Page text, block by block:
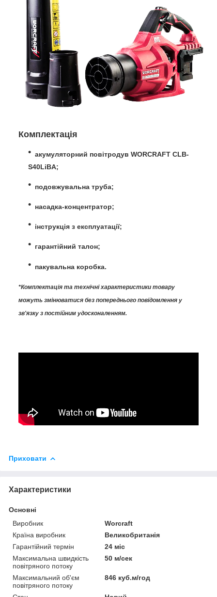
Комплектація
акумуляторний повітродув WORCRAFT CLB-
S40LiBA;
подовжувальна труба;
насадка-концентратор;
інструкція з експлуатації;
гарантійний талон;
пакувальна коробка.
*Комплектація та технічні характеристики товару
можуть змінюватися без попереднього повідомлення у
зв'язку з постійним удосконаленням.
Приховати
Характеристики
Основні
Виробник
Worcraft
Країна виробник
Великобританія
Гарантійний термін
24 міс
Максимальна швидкість
повітряного потоку
50 м/сек
Максимальний об'єм
повітряного потоку
846 куб.м/год